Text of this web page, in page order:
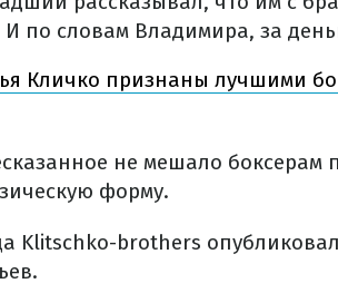
по словам Владимира, за
Кличко признаны лучшими
не мешало боксерам
форму.
Klitschko-brothers